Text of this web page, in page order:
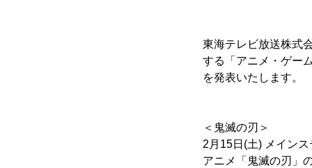
東海テレビ放送株式
する「アニメ・ゲー
を発表いたします。
＜鬼滅の刃＞
2月15日(土) メイン
アニメ「鬼滅の刃」